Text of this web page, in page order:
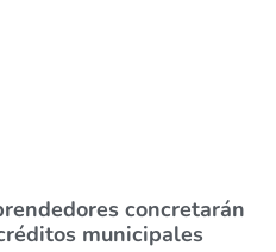
concretarán
municipales